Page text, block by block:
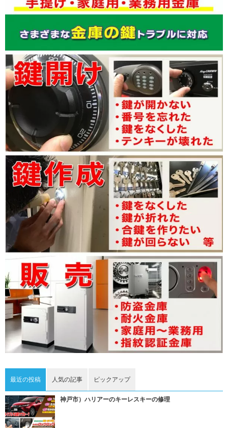
最近の投稿 人気の記事 ピックアップ
神戸市）ハリアーのキーレスキーの修理